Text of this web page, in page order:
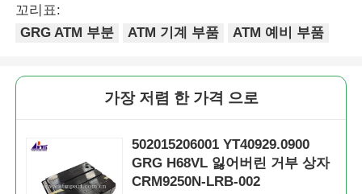
지폐 분류기
포스 기계
꼬리표:
GRG ATM 부분
ATM 기계 부품 ATM 예비 부품
가장 저렴 한 가격 으로
502015206001 YT40929.0900
GRG H68VL 잃어버린 거부 상자
CRM9250N-LRB-002